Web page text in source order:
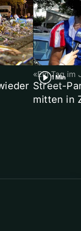
1 Min
«Ein Tag im
Street-
mitten in